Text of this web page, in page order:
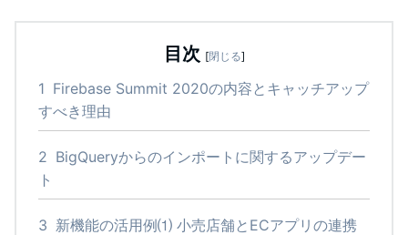
目次 [閉じる]
1 Firebase Summit 2020の内容とキャッチアップ
すべき理由
2 BigQueryからのインポートに関するアップデー
ト
3 新機能の活用例⑴ 小売店舗とECアプリの連携